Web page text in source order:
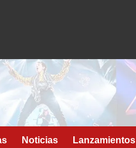
Noticias Lanzamientos